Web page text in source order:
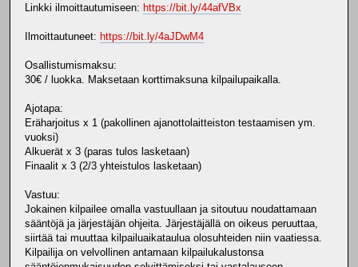
Linkki ilmoittautumiseen: https://bit.ly/44afVBx
Ilmoittautuneet: https://bit.ly/4aJDwM4
Osallistumismaksu:
30€ / luokka. Maksetaan korttimaksuna kilpailupaikalla.
Ajotapa:
Eräharjoitus x 1 (pakollinen ajanottolaitteiston testaamisen ym.
vuoksi)
Alkuerät x 3 (paras tulos lasketaan)
Finaalit x 3 (2/3 yhteistulos lasketaan)
Vastuu:
Jokainen kilpailee omalla vastuullaan ja sitoutuu noudattamaan
sääntöjä ja järjestäjän ohjeita. Järjestäjällä on oikeus peruuttaa,
siirtää tai muuttaa kilpailuaikataulua olosuhteiden niin vaatiessa.
Kilpailija on velvollinen antamaan kilpailukalustonsa